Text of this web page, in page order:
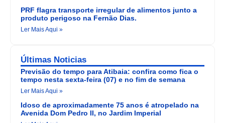
PRF flagra transporte irregular de alimentos junto a
produto perigoso na Fernão Dias.
Ler Mais Aqui »
Últimas Noticias
Previsão do tempo para Atibaia: confira como fica o
tempo nesta sexta-feira (07) e no fim de semana
Ler Mais Aqui »
Idoso de aproximadamente 75 anos é atropelado na
Avenida Dom Pedro II, no Jardim Imperial